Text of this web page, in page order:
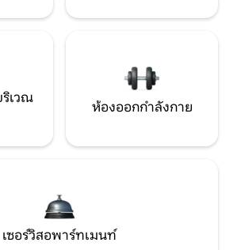
เวณ
ห้องออกกำลังกาย
เซอร์วิสอพาร์ทเมนท์